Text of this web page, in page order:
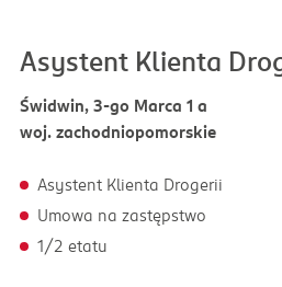
Asystent Klienta
Świdwin, 3-go Marca 1 a
woj. zachodniopomorskie
Asystent Klienta Drogerii
Umowa na zastępstwo
1/2 etatu